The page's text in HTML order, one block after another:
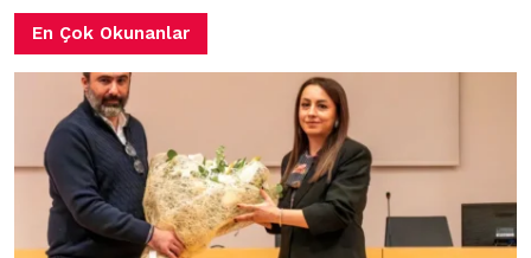
En Çok Okunanlar